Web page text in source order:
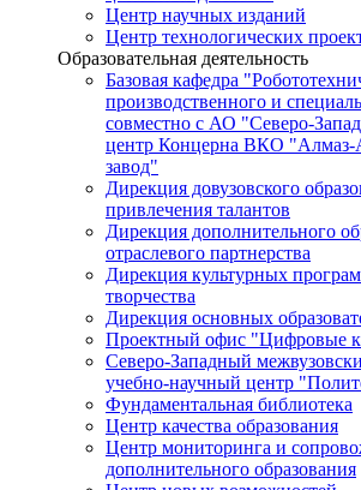
Центр научных изданий
Центр технологических
Образовательная деятельность
Базовая кафедра
производственного и
совместно с АО "Северо-
центр Концерна ВКО "Алмаз-
завод"
Дирекция довузовского
привлечения талантов
Дирекция дополнительного
отраслевого партнерства
Дирекция культурных
творчества
Дирекция основных
Проектный офис "Цифровые
Северо-Западный
учебно-научный центр
Фундаментальная библиотека
Центр качества образования
Центр мониторинга и
дополнительного образования